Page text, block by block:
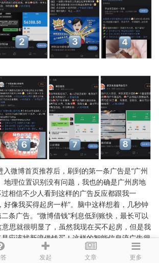
发起 文章 更多
博首页推荐后，刷到的第一条广告是“广州
地理位置识别没有问题，我也的确是广州房地
相信不少人看到这样的广告反应都跟我一
好像我买得起房一样”。脑中这样想着，几秒钟
条广告。“微博借钱”利息低到账快，最长可以
思就很明显了，虽然我现在买不起房，但是我
应该找新浪借钱买！这样的智能信息流广告很
理，说实话还是有那么点让人惊喜的。我看到的
家伙。